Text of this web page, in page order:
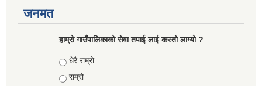
जनमत
हाम्रो गाउँपालिकाको सेवा तपाई लाई कस्तो लाग्यो ?
Choices
धेरै राम्रो
राम्रो